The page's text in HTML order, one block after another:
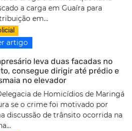
a carga em Guaíra para
em...
artigo
leva duas facadas no
consegue dirigir até prédio e
no elevador
de Homicídios de Maringá
se o crime foi motivado por
discussão de trânsito ocorrida na